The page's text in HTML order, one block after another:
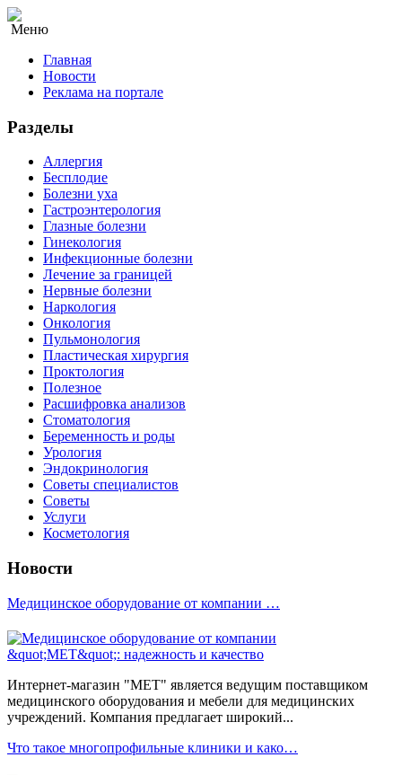
Меню
Главная
Новости
Реклама на портале
Разделы
Аллергия
Бесплодие
Болезни уха
Гастроэнтерология
Глазные болезни
Гинекология
Инфекционные болезни
Лечение за границей
Нервные болезни
Наркология
Онкология
Пульмонология
Пластическая хирургия
Проктология
Полезное
Расшифровка анализов
Стоматология
Беременность и роды
Урология
Эндокринология
Советы специалистов
Советы
Услуги
Косметология
Новости
Медицинское оборудование от компании …
Интернет-магазин "МЕТ" является ведущим поставщиком
медицинского оборудования и мебели для медицинских
учреждений. Компания предлагает широкий...
Что такое многопрофильные клиники и како…